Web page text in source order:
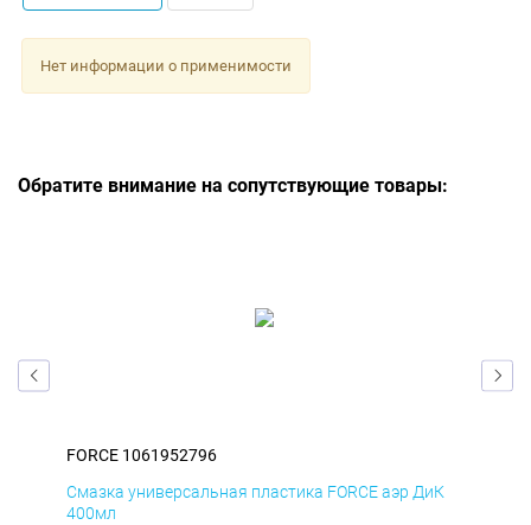
Нет информации о применимости
Обратите внимание на сопутствующие товары:
FORCE 1061952796
Смазка универсальная пластика FORCE аэр ДиК
400мл